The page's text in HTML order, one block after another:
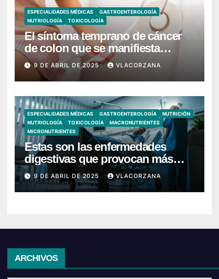
ESPECIALIDADES MÉDICAS
GASTROENTEROLOGÍA
NUTRIOLOGÍA
TOXICOLOGÍA
El síntoma temprano de cáncer
de colon que se manifiesta
cuando vas al baño
9 DE ABRIL DE 2025 VLACORZANA
ESPECIALIDADES MÉDICAS GASTROENTEROLOGÍA
NUTRICIÓN
NUTRIOLOGÍA
TOXICOLOGÍA
MACRONUTRIENTES
MICRONUTRIENTES
Estas son las enfermedades
digestivas que provocan más
hospitalizaciones en España
9 DE ABRIL DE 2025 VLACORZANA
ARCHIVOS